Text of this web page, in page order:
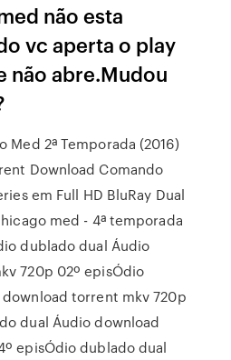
não esta
vc aperta o play
não abre.Mudou
Med 2ª Temporada (2016)
Download Comando
em Full HD BluRay Dual
med - 4ª temporada
dublado dual Áudio
720p 02º episÓdio
torrent mkv 720p
dual Áudio download
episÓdio dublado dual